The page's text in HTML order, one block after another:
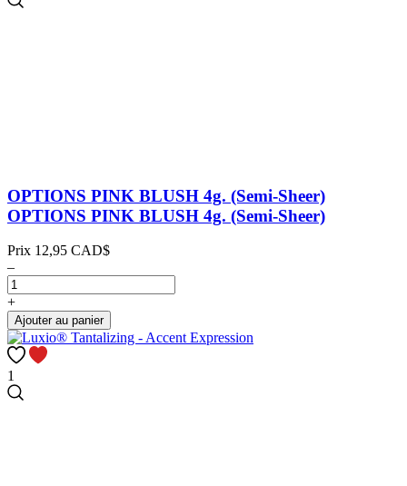
OPTIONS PINK BLUSH 4g. (Semi-Sheer)
OPTIONS PINK BLUSH 4g. (Semi-Sheer)
Prix 12,95 CAD$
–
+
Ajouter au panier
1